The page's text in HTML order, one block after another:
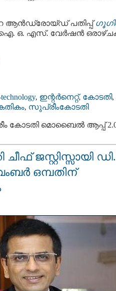
ആന്‍ഡ്രോയ്ഡ് പതിപ്പ്
ഒ. എസ്. വേര്‍ഷന്‍
, ഇന്റര്‍നെറ്റ്‌, കോടതി,
, സുപ്രീംകോടതി
കോടതി മൊബൈല്‍ ആപ്പ്
ചീഫ് ജസ്റ്റിസ്സായി
ഒമ്പതിന്